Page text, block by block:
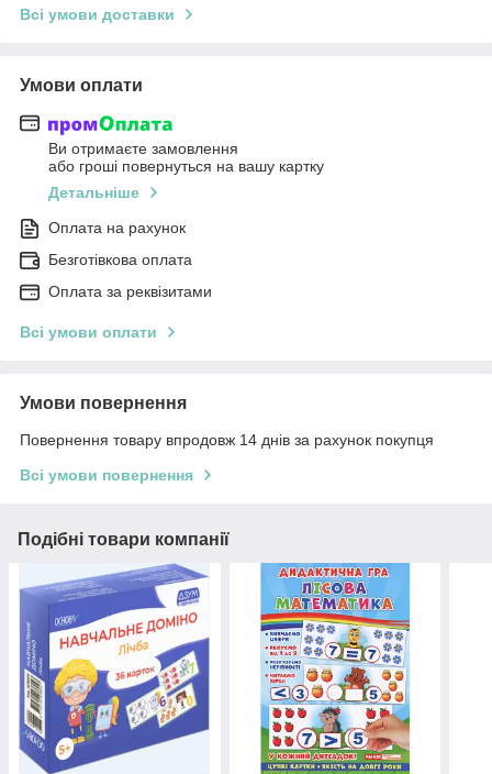
Всі умови доставки
Умови оплати
Ви отримаєте замовлення
або гроші повернуться на вашу картку
Детальніше
Оплата на рахунок
Безготівкова оплата
Оплата за реквізитами
Всі умови оплати
Умови повернення
Повернення товару впродовж 14 днів за рахунок покупця
Всі умови повернення
Подібні товари компанії